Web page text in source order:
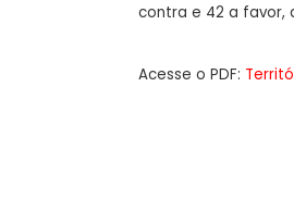
contra e 42 a favor,
Acesse o PDF: